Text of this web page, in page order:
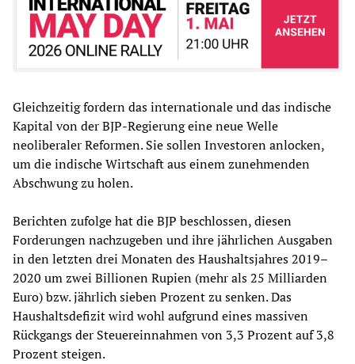
Gleichzeitig fordern das internationale und das indische
Kapital von der BJP-Regierung eine neue Welle
neoliberaler Reformen. Sie sollen Investoren anlocken,
um die indische Wirtschaft aus einem zunehmenden
Abschwung zu holen.
Berichten zufolge hat die BJP beschlossen, diesen
Forderungen nachzugeben und ihre jährlichen Ausgaben
in den letzten drei Monaten des Haushaltsjahres 2019–
2020 um zwei Billionen Rupien (mehr als 25 Milliarden
Euro) bzw. jährlich sieben Prozent zu senken. Das
Haushaltsdefizit wird wohl aufgrund eines massiven
Rückgangs der Steuereinnahmen von 3,3 Prozent auf 3,8
Prozent steigen.